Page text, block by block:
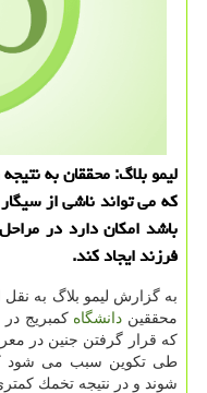
لیمو بلاگ: محققان به
كه می تواند ناشی از
باشد امكان دارد در
فرزند ایجاد كند.
به گزارش لیمو بلاگ به نقل
محققین دانشگاه كمبریج
كه قرار گرفتن جنین در
طی تكوین سبب می شود كه
شوند و در نتیجه تخمك